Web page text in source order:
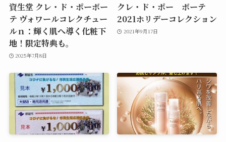
資生堂 クレ・ド・ポーボー
テ ヴォワールコレクチュー
ルｎ：輝く肌へ導く化粧下
地！限定特典も。
2025年7月8日
クレ・ド・ポー ボーテ
2021ホリデーコレクション
2021年9月17日